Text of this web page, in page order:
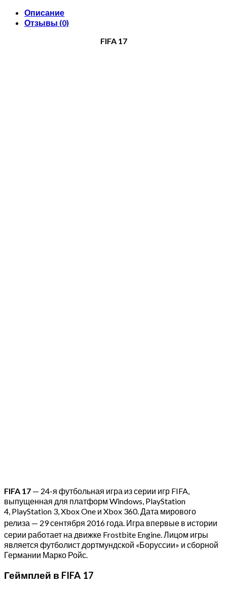
Описание
Отзывы (0)
FIFA 17
FIFA 17 — 24-я футбольная игра из серии игр FIFA,
выпущенная для платформ Windows, PlayStation
4, PlayStation 3, Xbox One и Xbox 360. Дата мирового
релиза — 29 сентября 2016 года. Игра впервые в истории
серии работает на движке Frostbite Engine. Лицом игры
является футболист дортмундской «Боруссии» и сборной
Германии Марко Ройс.
Геймплей в FIFA 17